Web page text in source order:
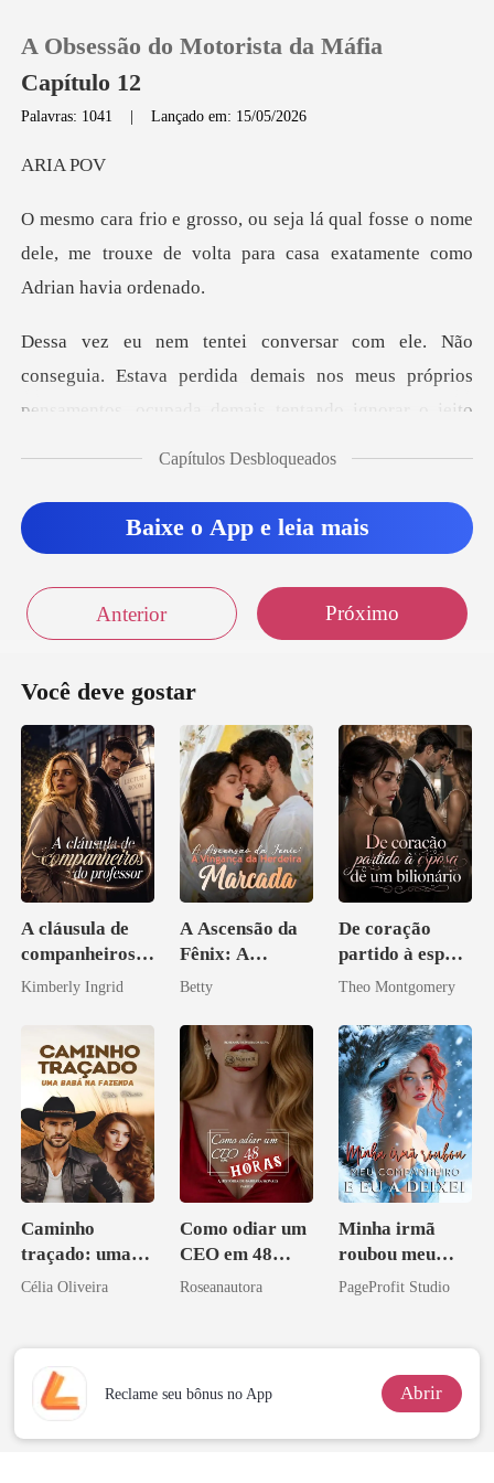
Loja
Histórico
A Obsessão do Motorista da Máfia
Capítulo 12
Palavras: 1041 |Lançado em: 15/05/2026
IA
fosse o nome
dele, me trouxe de volta para
tava perdida demais nos meus próprios
pensamentos, ocupada d
aco na e
Capítulos Desbloqueados
Baixe o App e leia mais
Anterior Próximo
Você deve gostar
A cláusula de
companheiros
do professor
Kimberly Ingrid
A Ascensão da
Fênix: A
Vingança da
Marcada
Betty
De coração
partido à esposa
de um bilionário
Theo Montgomery
Caminho
traçado: uma
babá na fazenda
Célia Oliveira
Como odiar um
CEO em 48
horas
Roseanautora
Minha irmã
roubou meu
companheiro e
PageProfit Studio
Reclame seu bônus no App Abrir